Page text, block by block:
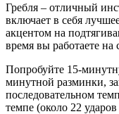
Гребля – отличный
включает в себя
акцентом на
время вы работаете на
Попробуйте 15-
минутной разминки,
последовательном
темпе (около 22